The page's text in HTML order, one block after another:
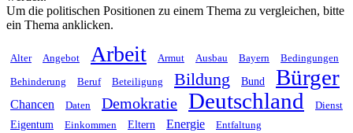
Um die politischen Positionen zu einem Thema zu vergleichen, bitte
ein Thema anklicken.
Alter Angebot Arbeit Armut Ausbau Bayern
Bedingungen
Behinderung
Beruf Beteiligung Bildung Bund Bürger
Chancen Daten Demokratie Deutschland
Dienst
Eigentum
Einkommen Eltern Energie Entfaltung